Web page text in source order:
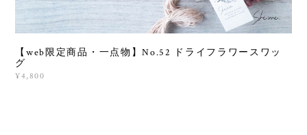
【web限定商品・一点物】No.52 ドライフラワースワッ
グ
¥4,800